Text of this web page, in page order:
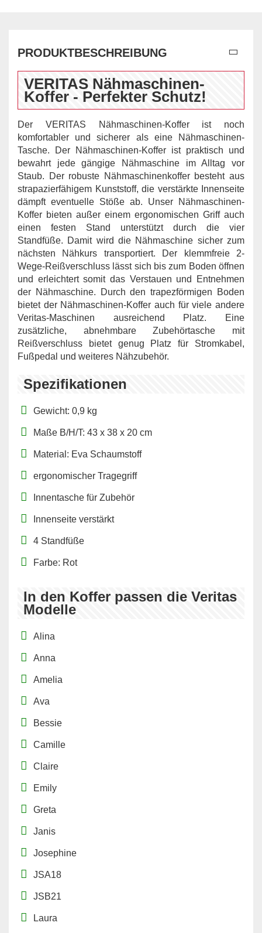
PRODUKTBESCHREIBUNG
VERITAS Nähmaschinen-
Koffer - Perfekter Schutz!
Der VERITAS Nähmaschinen-Koffer ist noch
komfortabler und sicherer als eine Nähmaschinen-
Tasche. Der Nähmaschinen-Koffer ist praktisch und
bewahrt jede gängige Nähmaschine im Alltag vor
Staub. Der robuste Nähmaschinenkoffer besteht aus
strapazierfähigem Kunststoff, die verstärkte Innenseite
dämpft eventuelle Stöße ab. Unser Nähmaschinen-
Koffer bieten außer einem ergonomischen Griff auch
einen festen Stand unterstützt durch die vier
Standfüße. Damit wird die Nähmaschine sicher zum
nächsten Nähkurs transportiert. Der klemmfreie 2-
Wege-Reißverschluss lässt sich bis zum Boden öffnen
und erleichtert somit das Verstauen und Entnehmen
der Nähmaschine. Durch den trapezförmigen Boden
bietet der Nähmaschinen-Koffer auch für viele andere
Veritas-Maschinen ausreichend Platz. Eine
zusätzliche, abnehmbare Zubehörtasche mit
Reißverschluss bietet genug Platz für Stromkabel,
Fußpedal und weiteres Nähzubehör.
Spezifikationen
Gewicht: 0,9 kg
Maße B/H/T: 43 x 38 x 20 cm
Material: Eva Schaumstoff
ergonomischer Tragegriff
Innentasche für Zubehör
Innenseite verstärkt
4 Standfüße
Farbe: Rot
In den Koffer passen die Veritas
Modelle
Alina
Anna
Amelia
Ava
Bessie
Camille
Claire
Emily
Greta
Janis
Josephine
JSA18
JSB21
Laura